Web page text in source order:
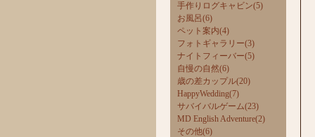
手作りログキャビン(5)
お風呂(6)
ペット案内(4)
フォトギャラリー(3)
ナイトフィーバー(5)
自慢の自然(6)
歳の差カップル(20)
HappyWedding(7)
サバイバルゲーム(23)
MD English Adventure(2)
その他(6)